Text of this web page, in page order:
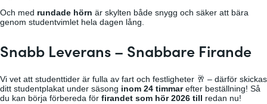
Och med rundade hörn är skylten både snygg och säker att bära
genom student­vimlet hela dagen lång.
Snabb Leverans – Snabbare Firande
Vi vet att studenttider är fulla av fart och festligheter 🥂 – därför skickas
ditt studentplakat under säsong inom 24 timmarefter beställning! Så
du kan börja förbereda för firandet som hör 2026 till redan nu!